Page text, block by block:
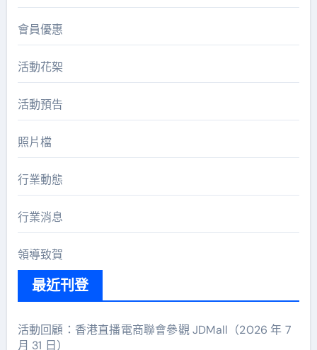
會員優惠
活動花桇
活動預告
照片檔
行業動態
行業消息
領導致賀
最近刊登
活動回顧：香港直播電商聯會參觀 JDMall（2026 年 7
月 31 日）